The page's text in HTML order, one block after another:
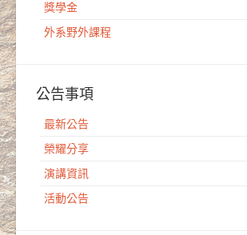
獎學金
外系野外課程
公告事項
最新公告
榮耀分享
演講資訊
活動公告